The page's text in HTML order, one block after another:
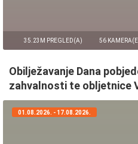
35.23M PREGLED(A) 56
Obilježavanje Dana
zahvalnosti te obljetnice
01.08.2026. - 17.08.2026.